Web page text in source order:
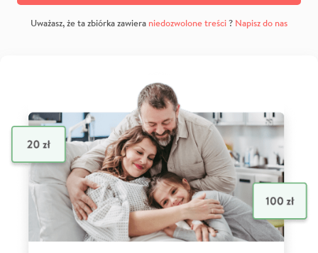
Uważasz, że ta zbiórka zawiera niedozwolone treści? Napisz do nas